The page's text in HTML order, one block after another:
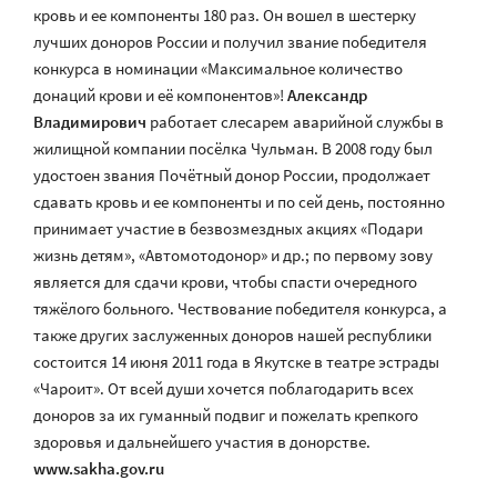
кровь и ее компоненты 180 раз. Он вошел в шестерку
лучших доноров России и получил звание победителя
конкурса в номинации «Максимальное количество
донаций крови и её компонентов»! Александр
Владимирович работает слесарем аварийной службы в
жилищной компании посёлка Чульман. В 2008 году был
удостоен звания Почётный донор России, продолжает
сдавать кровь и ее компоненты и по сей день, постоянно
принимает участие в безвозмездных акциях «Подари
жизнь детям», «Автомотодонор» и др.; по первому зову
является для сдачи крови, чтобы спасти очередного
тяжёлого больного. Чествование победителя конкурса, а
также других заслуженных доноров нашей республики
состоится 14 июня 2011 года в Якутске в театре эстрады
«Чароит». От всей души хочется поблагодарить всех
доноров за их гуманный подвиг и пожелать крепкого
здоровья и дальнейшего участия в донорстве.
www.sakha.gov.ru